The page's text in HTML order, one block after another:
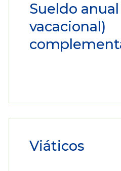
Sueldo
vacacional)
Viáticos